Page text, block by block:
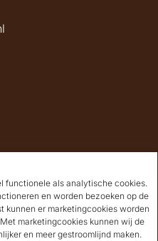
functionele als analytische cookies.
en worden bezoeken op de
kunnen er marketingcookies worden
marketingcookies kunnen wij de
en meer gestroomlijnd maken.